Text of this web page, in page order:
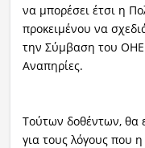
να μπορέσει έτσι η
προκειμένου να
την Σύμβαση του ΟΗΕ
Αναπηρίες.
Τούτων δοθέντων, θα
για τους λόγους που